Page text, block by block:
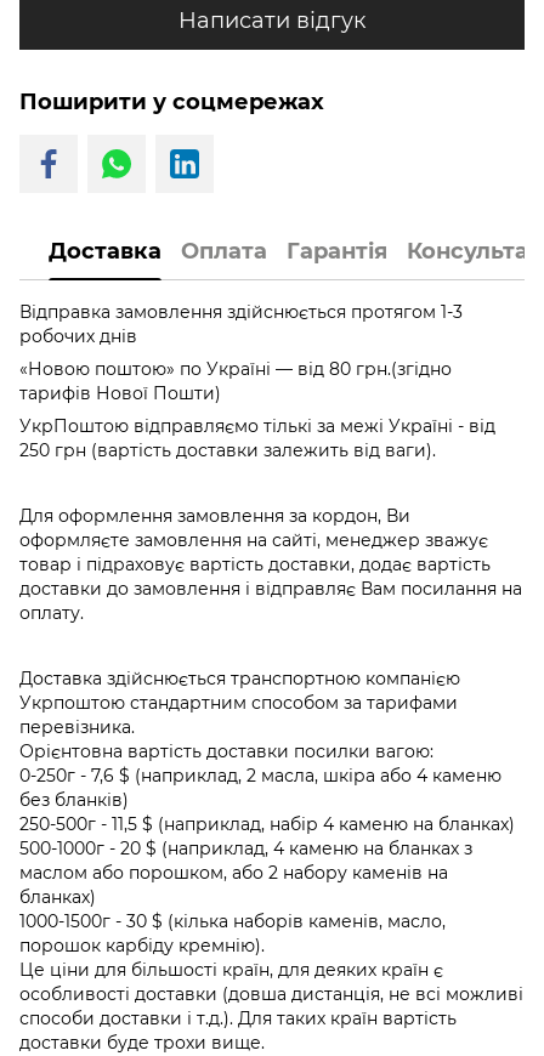
Написати відгук
Поширити у соцмережах
Доставка Оплата Гарантія
Відправка замовлення здійснюється протягом 1-3
робочих днів
«Новою поштою» по Україні — від 80 грн.(згідно
тарифів Нової Пошти)
УкрПоштою відправляємо тількі за межі Україні - від
250 грн (вартість доставки залежить від ваги).
Для оформлення замовлення за кордон, Ви
оформляєте замовлення на сайті, менеджер зважує
товар і підраховує вартість доставки, додає вартість
доставки до замовлення і відправляє Вам посилання на
оплату.
Доставка здійснюється транспортною компанією
Укрпоштою стандартним способом за тарифами
перевізника.
Орієнтовна вартість доставки посилки вагою:
0-250г - 7,6 $ (наприклад, 2 масла, шкіра або 4 каменю
без бланків)
250-500г - 11,5 $ (наприклад, набір 4 каменю на бланках)
500-1000г - 20 $ (наприклад, 4 каменю на бланках з
маслом або порошком, або 2 набору каменів на
бланках)
1000-1500г - 30 $ (кілька наборів каменів, масло,
порошок карбіду кремнію).
Це ціни для більшості країн, для деяких країн є
особливості доставки (довша дистанція, не всі можливі
способи доставки і т.д.). Для таких країн вартість
доставки буде трохи вище.